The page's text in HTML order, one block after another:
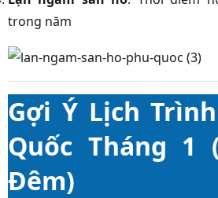
trong năm
Gợi Ý Lịch
Quốc Tháng 1
Đêm)